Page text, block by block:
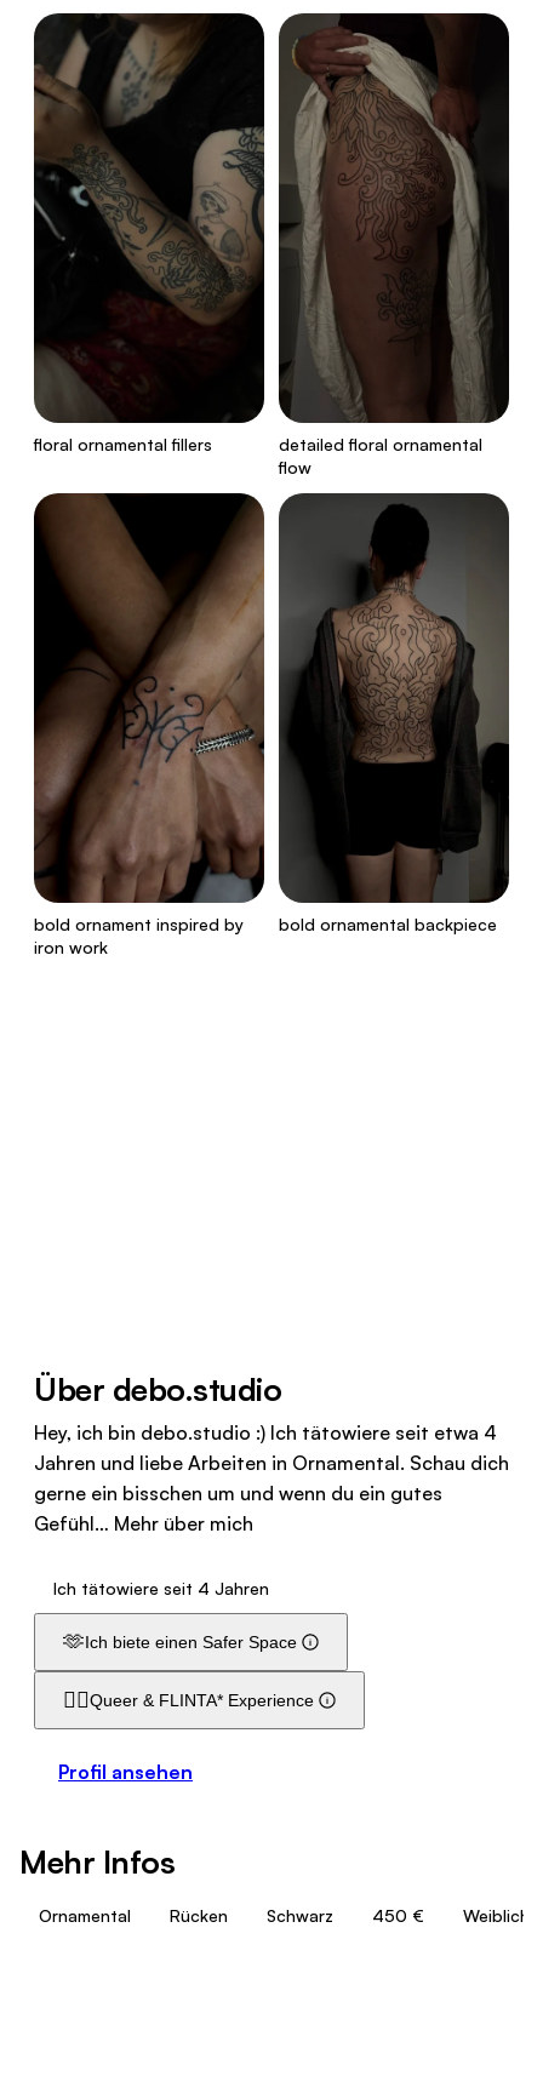
floral ornamental fillers
detailed floral ornamental
flow
bold ornament inspired by
iron work
bold ornamental backpiece
Über debo.studio
Hey, ich bin debo.studio :) Ich tätowiere seit etwa 4
Jahren und liebe Arbeiten in Ornamental. Schau dich
gerne ein bisschen um und wenn du ein gutes
Gefühl… Mehr über mich
Ich tätowiere seit 4 Jahren
🫶Ich biete einen Safer Space
🏳️‍🌈Queer & FLINTA* Experience
Profil ansehen
Mehr Infos
Ornamental Rücken Schwarz 450 € Weiblich